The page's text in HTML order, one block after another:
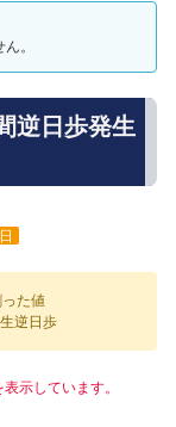
。
逆日歩発生
た値
逆日歩
示しています。